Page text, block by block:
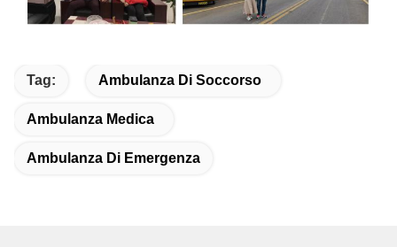
Tag: Ambulanza Di Soccorso
Ambulanza Medica
Ambulanza Di Emergenza